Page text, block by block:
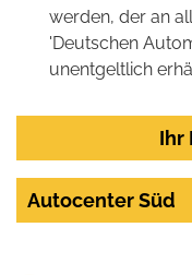
werden, der an
'Deutschen
unentgeltlich
Ihr
Autocenter Süd